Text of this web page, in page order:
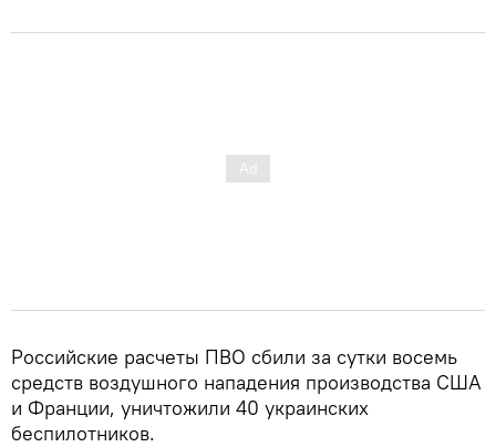
Российские расчеты ПВО сбили за сутки восемь
средств воздушного нападения производства США
и Франции, уничтожили 40 украинских
беспилотников.